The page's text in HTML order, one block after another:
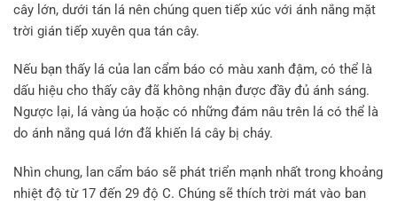
cây lớn, dưới tán lá nên chúng quen tiếp xúc với ánh nắng mặt
trời gián tiếp xuyên qua tán cây.
Nếu bạn thấy lá của lan cẩm báo có màu xanh đậm, có thể là
dấu hiệu cho thấy cây đã không nhận được đầy đủ ánh sáng.
Ngược lại, lá vàng úa hoặc có những đám nâu trên lá có thể là
do ánh nắng quá lớn đã khiến lá cây bị cháy.
Nhìn chung, lan cẩm báo sẽ phát triển mạnh nhất trong khoảng
nhiệt độ từ 17 đến 29 độ C. Chúng sẽ thích trời mát vào ban